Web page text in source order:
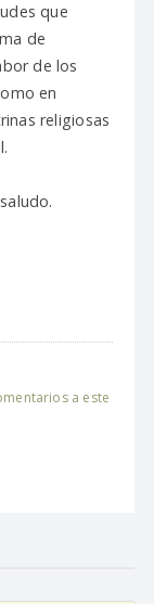
que
de
de los
en
religiosas
a este